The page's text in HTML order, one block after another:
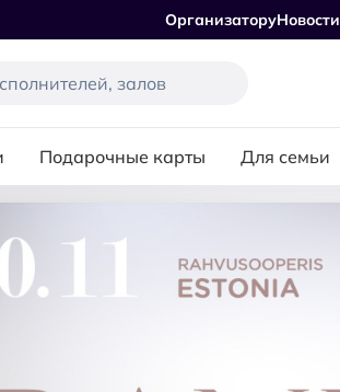
ОрганизаторуНовости
Подарочные карты Для семьи